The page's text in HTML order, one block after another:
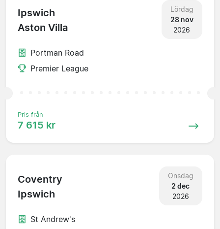
Ipswich
Aston Villa
Lördag
28 nov
2026
Portman Road
Premier League
Pris från
7 615 kr
Coventry
Ipswich
Onsdag
2 dec
2026
St Andrew's